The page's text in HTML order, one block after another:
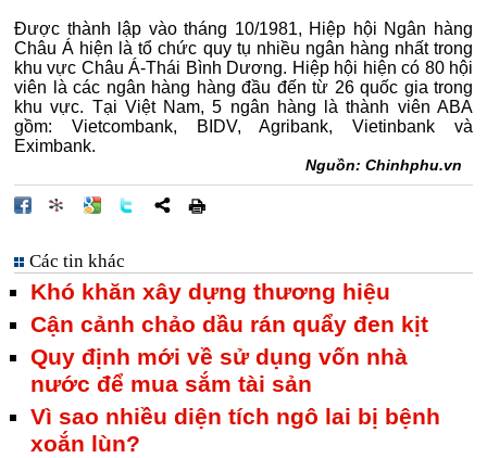
Được thành lập vào tháng 10/1981, Hiệp hội Ngân hàng
Châu Á hiện là tổ chức quy tụ nhiều ngân hàng nhất trong
khu vực Châu Á-Thái Bình Dương. Hiệp hội hiện có 80 hội
viên là các ngân hàng hàng đầu đến từ 26 quốc gia trong
khu vực. Tại Việt Nam, 5 ngân hàng là thành viên ABA
gồm: Vietcombank, BIDV, Agribank, Vietinbank và
Eximbank.
Nguồn: Chinhphu.vn
Các tin khác
Khó khăn xây dựng thương hiệu
Cận cảnh chảo dầu rán quẩy đen kịt
Quy định mới về sử dụng vốn nhà
nước để mua sắm tài sản
Vì sao nhiều diện tích ngô lai bị bệnh
xoắn lùn?